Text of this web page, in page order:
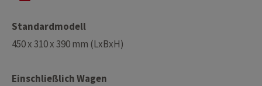
Standardmodell
450 x 310 x 390 mm (LxBxH)
Einschließlich Wagen